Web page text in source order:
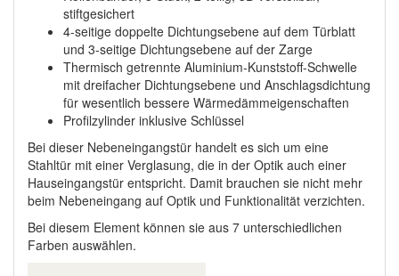
stiftgesichert
4-seitige doppelte Dichtungsebene auf dem Türblatt
und 3-seitige Dichtungsebene auf der Zarge
Thermisch getrennte Aluminium-Kunststoff-Schwelle
mit dreifacher Dichtungsebene und Anschlagsdichtung
für wesentlich bessere Wärmedämmeigenschaften
Profilzylinder inklusive Schlüssel
Bei dieser Nebeneingangstür handelt es sich um eine
Stahltür mit einer Verglasung, die in der Optik auch einer
Hauseingangstür entspricht. Damit brauchen sie nicht mehr
beim Nebeneingang auf Optik und Funktionalität verzichten.
Bei diesem Element können sie aus 7 unterschiedlichen
Farben auswählen.